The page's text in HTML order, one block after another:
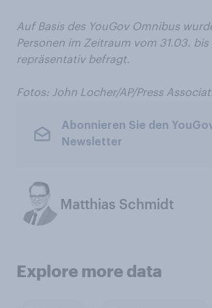
Auf Basis des YouGov Omnibus
Personen im Zeitraum vom 31.03. bis
repräsentativ befragt.
Fotos: John Locher/AP/Press
Abonnieren Sie den
Newsletter
Matthias Schmidt
Explore more data